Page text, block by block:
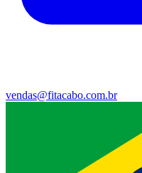
vendas@fitacabo.com.br